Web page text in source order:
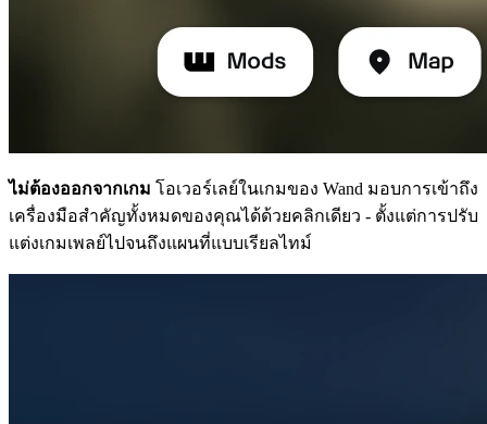
ไม่ต้องออกจากเกม โอเวอร์เลย์ในเกมของ Wand มอบการเข้าถึง
เครื่องมือสำคัญทั้งหมดของคุณได้ด้วยคลิกเดียว - ตั้งแต่การปรับ
แต่งเกมเพลย์ไปจนถึงแผนที่แบบเรียลไทม์